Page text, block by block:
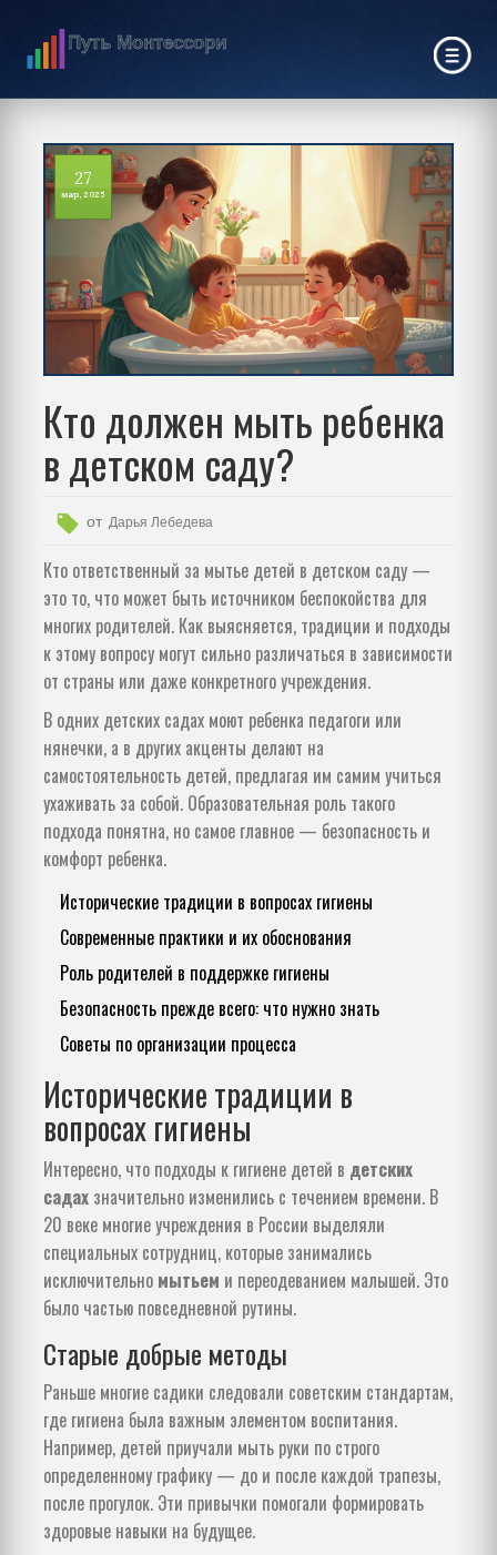
27
мар, 2025
Кто должен мыть ребенка
в детском саду?
от Дарья Лебедева
Кто ответственный за мытье детей в детском саду —
это то, что может быть источником беспокойства для
многих родителей. Как выясняется, традиции и подходы
к этому вопросу могут сильно различаться в зависимости
от страны или даже конкретного учреждения.
В одних детских садах моют ребенка педагоги или
нянечки, а в других акценты делают на
самостоятельность детей, предлагая им самим учиться
ухаживать за собой. Образовательная роль такого
подхода понятна, но самое главное — безопасность и
комфорт ребенка.
Исторические традиции в вопросах гигиены
Современные практики и их обоснования
Роль родителей в поддержке гигиены
Безопасность прежде всего: что нужно знать
Советы по организации процесса
Исторические традиции в
вопросах гигиены
Интересно, что подходы к гигиене детей в детских
садах значительно изменились с течением времени. В
20 веке многие учреждения в России выделяли
специальных сотрудниц, которые занимались
исключительно мытьем и переодеванием малышей. Это
было частью повседневной рутины.
Старые добрые методы
Раньше многие садики следовали советским стандартам,
где гигиена была важным элементом воспитания.
Например, детей приучали мыть руки по строго
определенному графику — до и после каждой трапезы,
после прогулок. Эти привычки помогали формировать
здоровые навыки на будущее.